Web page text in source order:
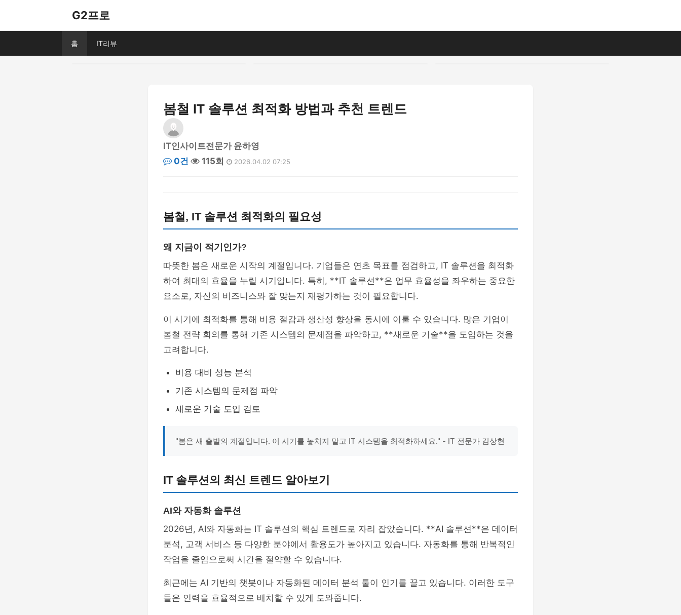
G2프로
홈 IT리뷰
봄철 IT 솔루션 최적화 방법과 추천 트렌드
IT인사이트전문가 윤하영
0건
115회 2026.04.02 07:25
봄철, IT 솔루션 최적화의 필요성
왜 지금이 적기인가?
따뜻한 봄은 새로운 시작의 계절입니다. 기업들은 연초 목표를 점검하고, IT 솔루션을 최적화
하여 최대의 효율을 누릴 시기입니다. 특히, **IT 솔루션**은 업무 효율성을 좌우하는 중요한
요소로, 자신의 비즈니스와 잘 맞는지 재평가하는 것이 필요합니다.
이 시기에 최적화를 통해 비용 절감과 생산성 향상을 동시에 이룰 수 있습니다. 많은 기업이
봄철 전략 회의를 통해 기존 시스템의 문제점을 파악하고, **새로운 기술**을 도입하는 것을
고려합니다.
비용 대비 성능 분석
기존 시스템의 문제점 파악
새로운 기술 도입 검토
"봄은 새 출발의 계절입니다. 이 시기를 놓치지 말고 IT 시스템을 최적화하세요." - IT 전문가 김상현
IT 솔루션의 최신 트렌드 알아보기
AI와 자동화 솔루션
2026년, AI와 자동화는 IT 솔루션의 핵심 트렌드로 자리 잡았습니다. **AI 솔루션**은 데이터
분석, 고객 서비스 등 다양한 분야에서 활용도가 높아지고 있습니다. 자동화를 통해 반복적인
작업을 줄임으로써 시간을 절약할 수 있습니다.
최근에는 AI 기반의 챗봇이나 자동화된 데이터 분석 툴이 인기를 끌고 있습니다. 이러한 도구
들은 인력을 효율적으로 배치할 수 있게 도와줍니다.